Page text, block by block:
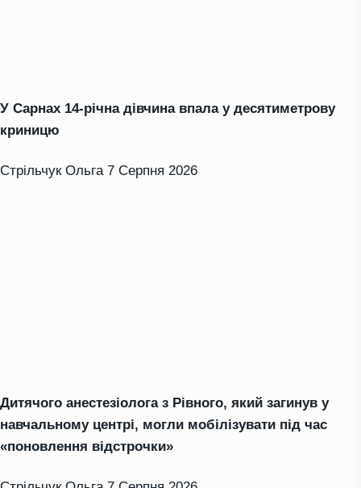
У Сарнах 14-річна дівчина впала у десятиметрову
криницю
Стрільчук Ольга 7 Серпня 2026
Дитячого анестезіолога з Рівного, який загинув у
навчальному центрі, могли мобілізувати під час
«поновлення відстрочки»